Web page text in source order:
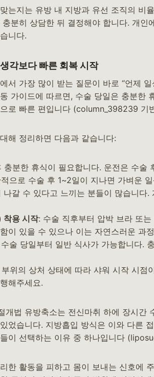
는지는 유방 내 지방과 유선 조직의 비
분히 상담한 뒤 결정해야 합니다. 개인
니다.
각보다 빠른 회복 시작
서 가장 많이 받는 질문이 바로 “언제
가이드에 따르면, 수술 당일은 충분한
로 빠른 편입니다 (column_398239 기
해 정리하면 다음과 같습니다:
충분한 휴식이 필요합니다. 운전은 수술
으로 수술 후 1~2일이 지나면 가벼운
나갈 수 있다고 느끼는 분들이 많습니다
착용 시작: 수술 직후부터 압박 브라 또
이 있을 수 있으나 이는 자연스러운 과
술 당일부터 일반 식사가 가능합니다.
위의 상처 상태에 따라 샤워 시작 시점
해주세요.
개법 유방축소는 전신마취 하에 장시간
었습니다. 지방흡입 방식은 이와 다른
이 선택하는 이유 중 하나입니다
한 활동을 피하고 몸이 보내는 신호에